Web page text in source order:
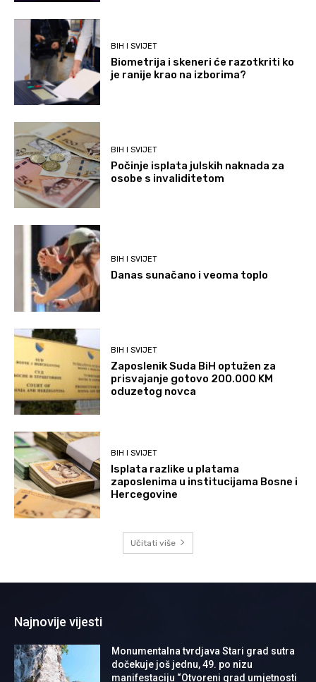
BIH I SVIJET
Biometrija i skeneri će razotkriti ko
je ranije krao na izborima?
BIH I SVIJET
Počinje isplata julskih naknada za
osobe s invaliditetom
BIH I SVIJET
Danas sunačano i veoma toplo
BIH I SVIJET
Zaposlenik Suda BiH optužen za
prisvajanje gotovo 200.000 KM
oduzetog novca
BIH I SVIJET
Isplata razlike u platama
zaposlenima u institucijama Bosne i
Hercegovine
Učitati više
Najnovije vijesti
Monumentalna tvrdjava Stari grad sutra
dočekuje još jednu, 49. po nizu
manifestaciju “Otvoreni grad umjetnosti